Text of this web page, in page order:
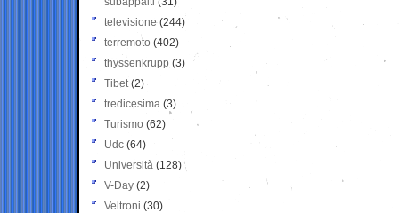
televisione(244)
terremoto (402)
thyssenkrupp (3)
Tibet(2)
tredicesima (3)
Turismo (62)
Udc (64)
Università (128)
V-Day (2)
Veltroni (30)